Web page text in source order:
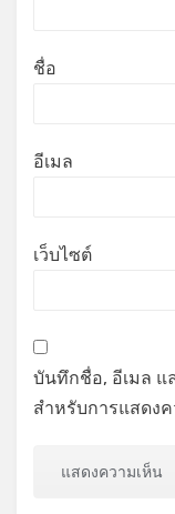
ชื่อ
อีเมล
เว็บไซต์
บันทึกชื่อ, อีเมล แ
สำหรับการแสดง